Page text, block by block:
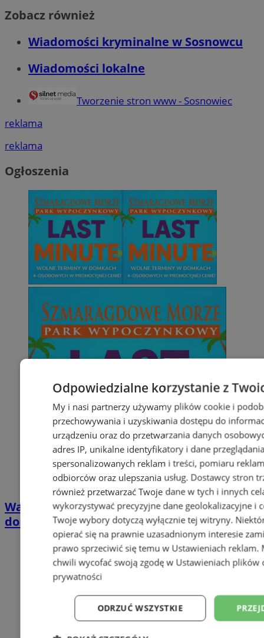
Zobacz również
Wiadomości kryminalne w Sosnowcu
Wiadomości lokalne
Tworzenie stron www - Sosnowiec
reklama
reklama
Ogłoszenia
Wakacyjny wypoczynek nad Bałtykiem w
domkach Szmaragdowe Morze
Odpowiedzialne korzystanie z
My i nasi partnerzy używamy plików cookie i
przechowywania i uzyskiwania dostępu do
urządzeniu oraz do przetwarzania danych
adres IP, unikalne identyfikatory i dane
spersonalizowanych reklam i treści, pomiaru
odbiorców oraz ulepszania usług. Dostawcy stron
również przetwarzać Twoje dane w tych i innych
wykorzystywać precyzyjne dane geolokalizacyjne i
Twoje wybory dotyczą wyłącznie tej witryny.
opierać się na prawnie uzasadnionym interesie
prawo sprzeciwić się temu w Ustawieniach reklam.
chwili wycofać swoją zgodę w Ustawieniach plików
prywatności
ODRZUĆ WSZYSTKIE